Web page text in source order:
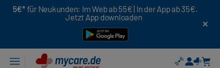
5€* für Neukunden: Im Web ab 55€ | In der App ab 35€.
Jetzt App downloaden